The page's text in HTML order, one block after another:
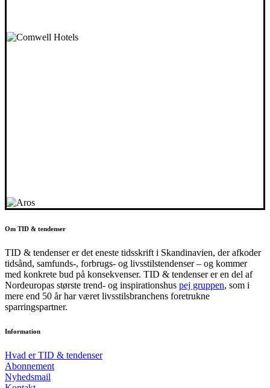
Om TID & tendenser
TID & tendenser er det eneste tidsskrift i Skandinavien, der afkoder
tidsånd, samfunds-, forbrugs- og livsstilstendenser – og kommer
med konkrete bud på konsekvenser. TID & tendenser er en del af
Nordeuropas største trend- og inspirationshus pej gruppen, som i
mere end 50 år har været livsstilsbranchens foretrukne
sparringspartner.
Information
Hvad er TID & tendenser
Abonnement
Nyhedsmail